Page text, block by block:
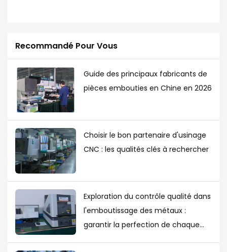
Recommandé Pour Vous
Guide des principaux fabricants de
pièces embouties en Chine en 2026
Choisir le bon partenaire d'usinage
CNC : les qualités clés à rechercher
Exploration du contrôle qualité dans
l'emboutissage des métaux :
garantir la perfection de chaque